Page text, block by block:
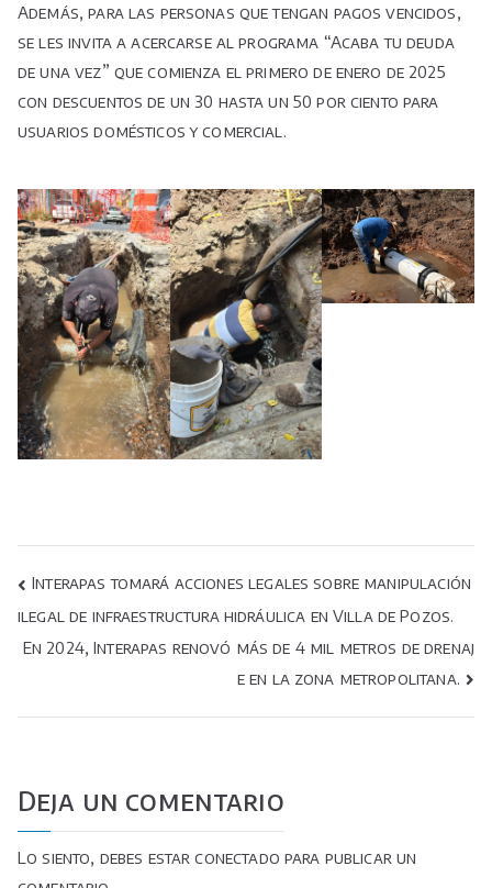
Además, para las personas que tengan pagos vencidos,
se les invita a acercarse al programa “Acaba tu deuda
de una vez” que comienza el primero de enero de 2025
con descuentos de un 30 hasta un 50 por ciento para
usuarios domésticos y comercial.
Navegación
de
Interapas tomará acciones legales sobre manipulación
ilegal de infraestructura hidráulica en Villa de Pozos.
En 2024, Interapas renovó más de 4 mil metros de drenaj
e en la zona metropolitana.
Deja un comentario
Lo siento, debes estarconectado para publicar un